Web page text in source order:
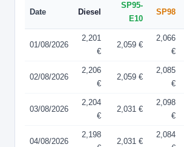
Date Diesel
SP95-
E10
SP98
01/08/2026
2,201
€
2,059 €
2,066
€
02/08/2026
2,206
€
2,059 €
2,085
€
03/08/2026
2,204
€
2,031 €
2,098
€
04/08/2026
2,198
2,031 €
2,084